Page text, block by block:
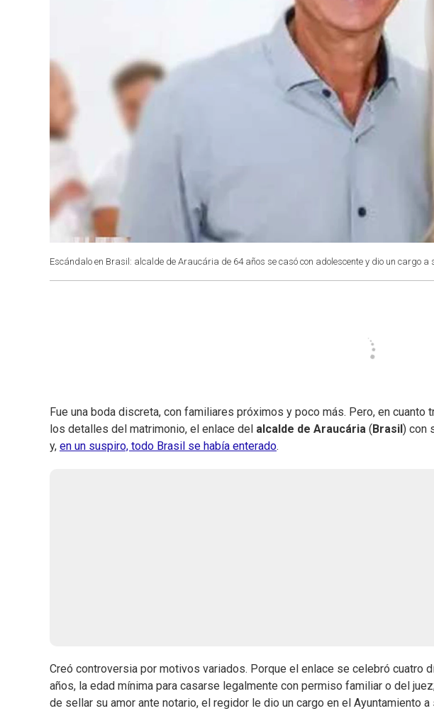
Escándalo en Brasil: alcalde de Araucária de 64 años se casó con adolescente y dio un cargo a
Fue una boda discreta, con familiares próximos y poco más. Pero, en
los detalles del matrimonio, el enlace del alcalde de Araucária ( Brasil ) con
y, en un suspiro, todo Brasil se había enterado.
Creó controversia por motivos variados. Porque el enlace se celebró cuatro
años, la edad mínima para casarse legalmente con permiso familiar o del
de sellar su amor ante notario, el regidor le dio un cargo en el Ayuntamiento a